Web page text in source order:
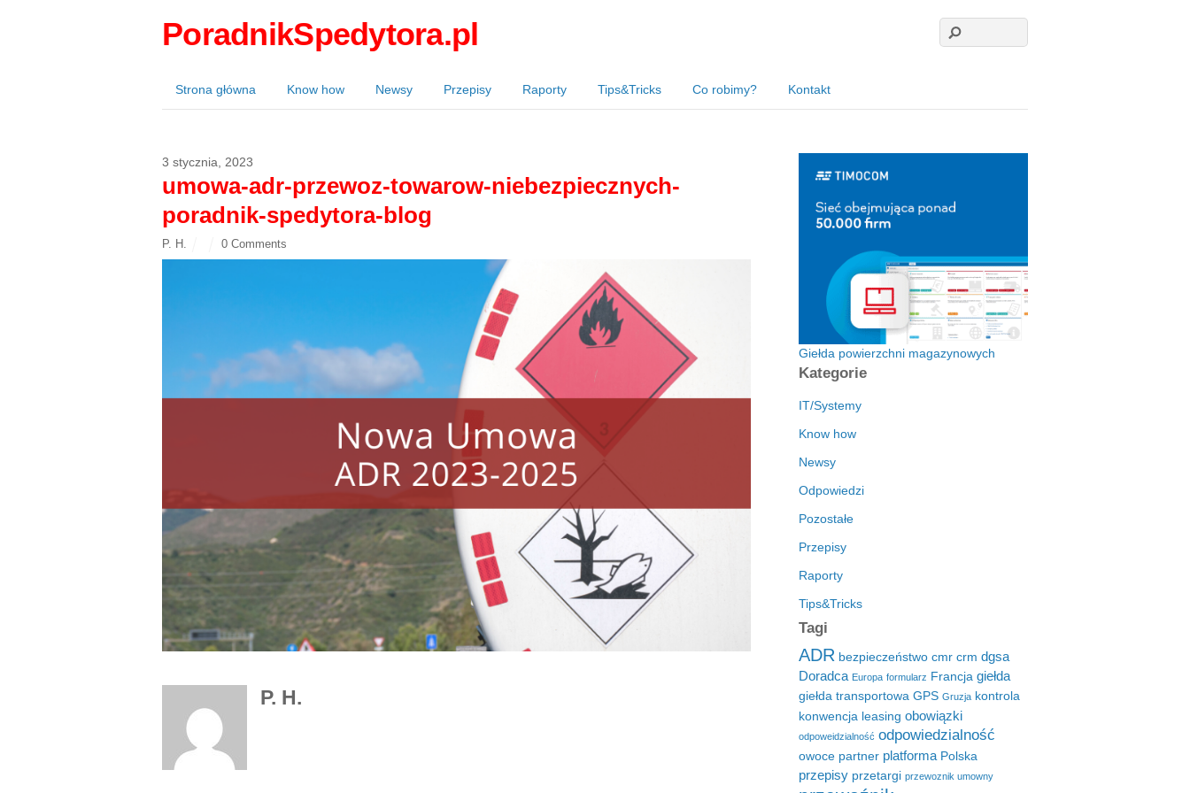
PoradnikSpedytora.pl
Strona główna Know how Newsy Przepisy Raporty Tips&Tricks Co robimy? Kontakt
3 stycznia, 2023
umowa-adr-przewoz-towarow-niebezpiecznych-
poradnik-spedytora-blog
P. H. 0 Comments
P. H.
Giełda powierzchni magazynowych
Kategorie
IT/Systemy
Know how
Newsy
Odpowiedzi
Pozostałe
Przepisy
Raporty
Tips&Tricks
Tagi
ADR bezpieczeństwo cmr crm dgsa
Doradca Europa formularz Francja giełda
giełda transportowa GPS Gruzja kontrola
konwencja leasing obowiązki
odpoweidzialność odpowiedzialność
owoce partner platforma Polska
przepisy przetargi przewoznik umowny